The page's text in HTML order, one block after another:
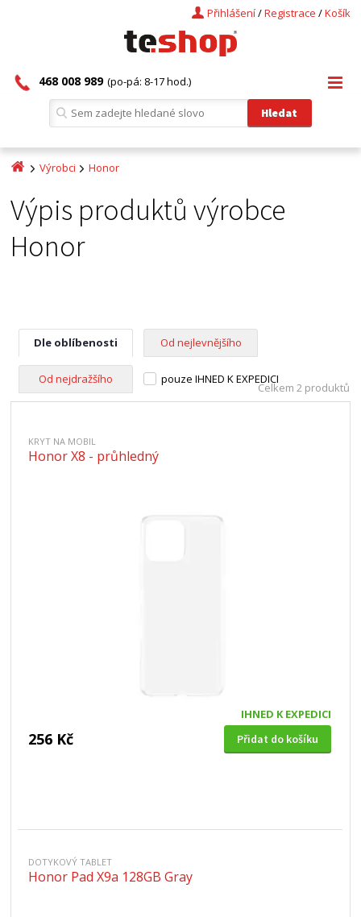
Košík
/
Registrace
/
Přihlášení
468 008 989 (po-pá: 8-17 hod.)
Výrobci Honor
Výpis produktů výrobce
Honor
Dle oblíbenosti Od nejlevnějšího
Od nejdražšího pouze IHNED K EXPEDICI
Celkem 2 produktů
KRYT NA MOBIL
Honor X8 - průhledný
IHNED K EXPEDICI
256 Kč Přidat do košíku
DOTYKOVÝ TABLET
Honor Pad X9a 128GB Gray